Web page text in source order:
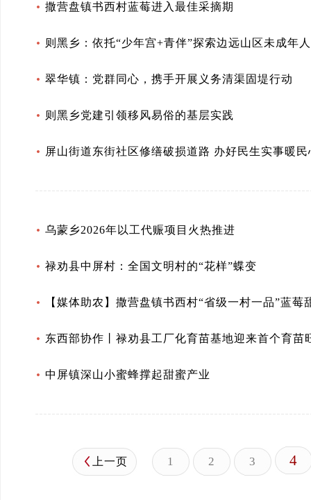
撒营盘镇书西村蓝莓进入最佳采摘期
则黑乡：依托“少年宫+青伴”探索边远山区未成年
翠华镇：党群同心，携手开展义务清渠固堤行动
则黑乡党建引领移风易俗的基层实践
屏山街道东街社区修缮破损道路 办好民生实事暖民
乌蒙乡2026年以工代赈项目火热推进
禄劝县中屏村：全国文明村的“花样”蝶变
【媒体助农】撒营盘镇书西村“省级一村一品”蓝莓
东西部协作丨禄劝县工厂化育苗基地迎来首个育苗
中屏镇深山小蜜蜂撑起甜蜜产业
上一页 1 2 3 4